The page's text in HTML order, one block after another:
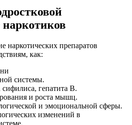
наркотиков
наркотических препаратов
как:
системы.
гепатита В.
и роста мышц.
и эмоциональной сферы.
изменений в